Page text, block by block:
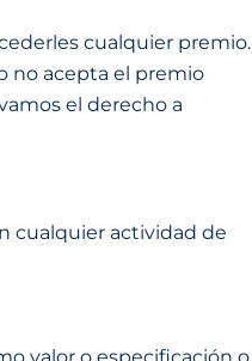
cualquier premio.
no acepta el premio
el derecho a
cualquier actividad de